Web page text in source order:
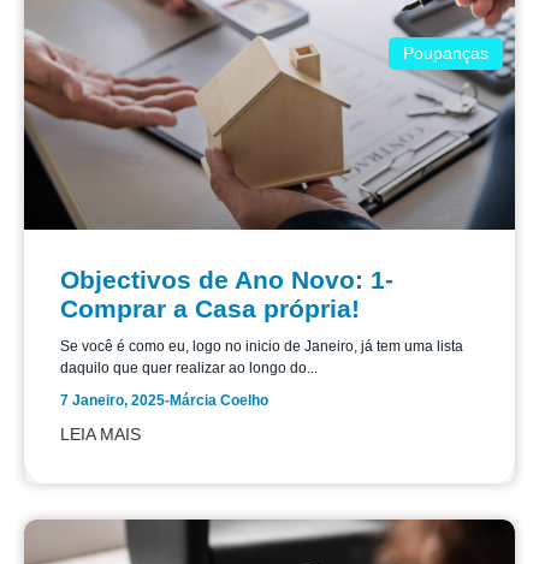
Poupanças
Objectivos de Ano Novo: 1-
Comprar a Casa própria!
Se você é como eu, logo no inicio de Janeiro, já tem uma lista
daquilo que quer realizar ao longo do...
7 Janeiro, 2025-Márcia Coelho
LEIA MAIS